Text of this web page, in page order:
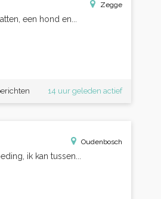
Zegge
een hond en...
14 uur geleden actief
Oudenbosch
ik kan tussen...